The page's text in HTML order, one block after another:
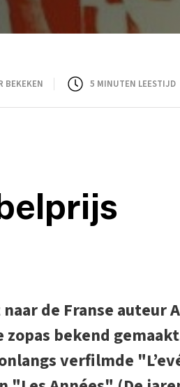
BEKEKEN 5 MINUTEN LEESTIJD
de Franse auteur
bekend
verfilmde